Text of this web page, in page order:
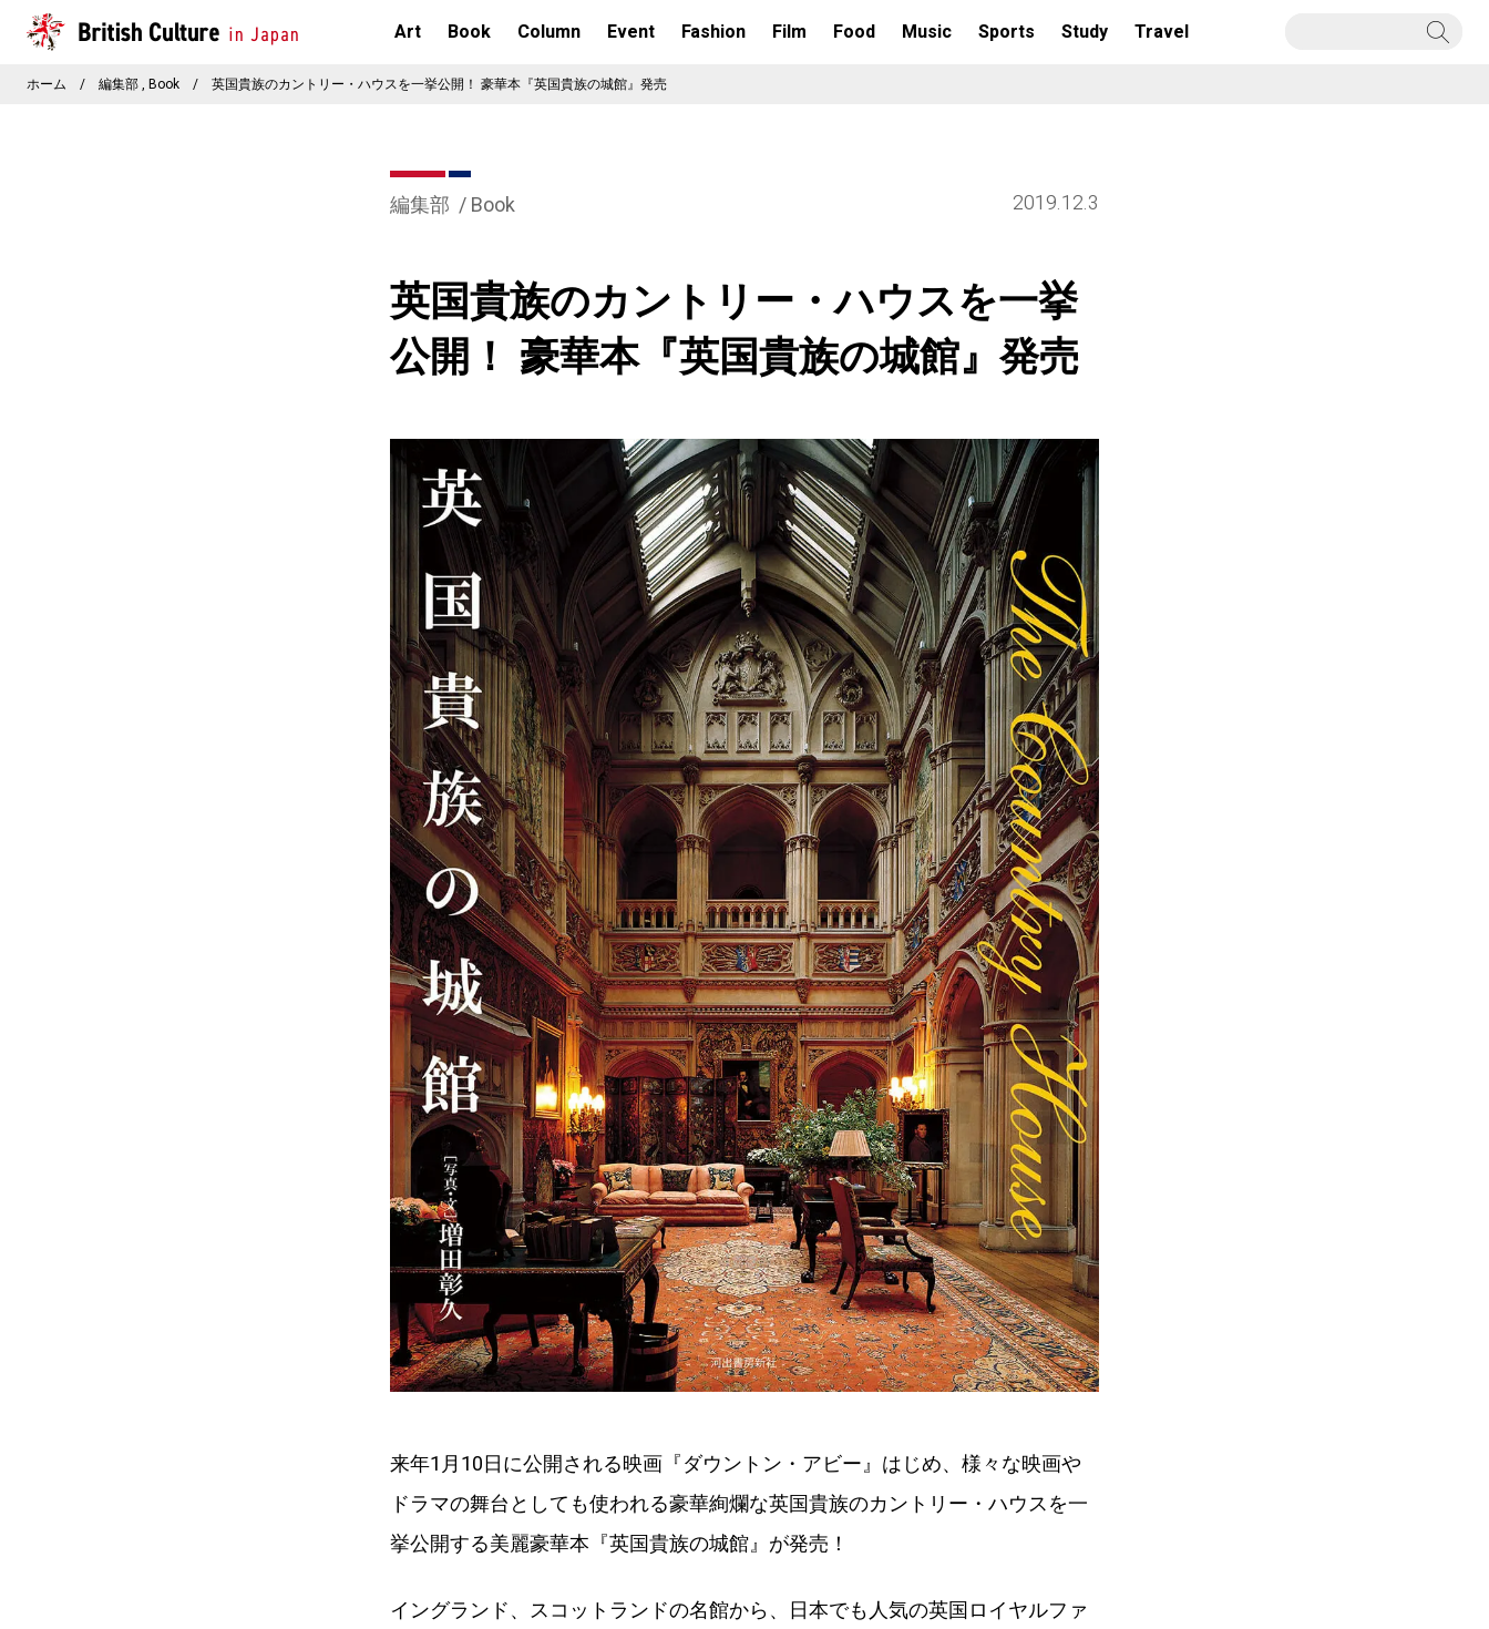
Art Book Column Event Fashion Film Food Music Sports Study Travel
ホーム / 編集部 Book / 英国貴族のカントリー・ハウスを一挙公開！ 豪華本『英国貴族の城館』発売
編集部 Book 2019.12.3
英国貴族のカントリー・ハウスを一挙
公開！ 豪華本『英国貴族の城館』発売
来年1月10日に公開される映画『ダウントン・アビー』はじめ、様々な映画や
ドラマの舞台としても使われる豪華絢爛な英国貴族のカントリー・ハウスを一
挙公開する美麗豪華本『英国貴族の城館』が発売！
イングランド、スコットランドの名館から、日本でも人気の英国ロイヤルファ